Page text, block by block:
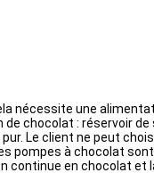
nécessite une
chocolat : réservoir de
Le client ne peut
pompes à chocolat
continue en chocolat et